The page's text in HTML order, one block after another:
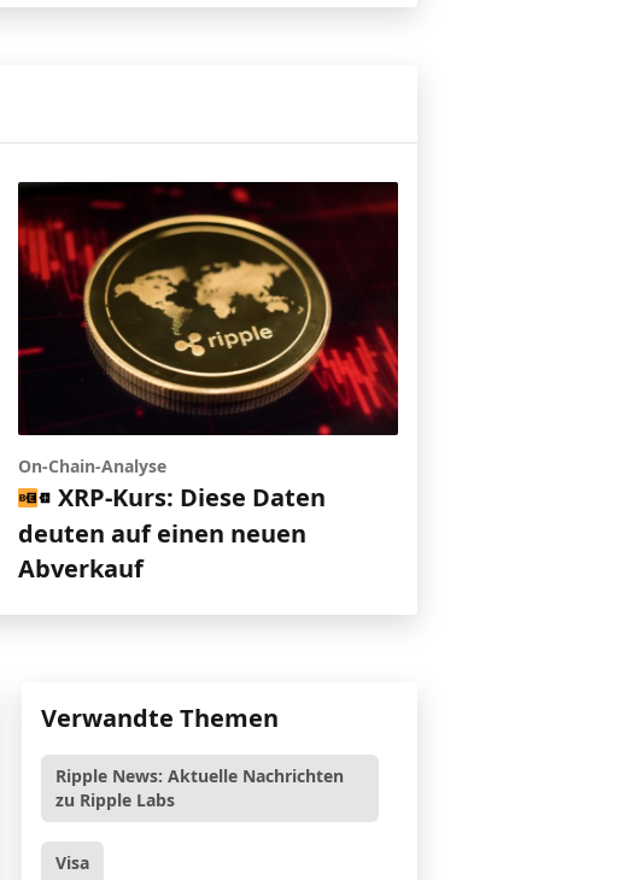
On-Chain-Analyse
XRP-Kurs: Diese Daten
deuten auf einen neuen
Abverkauf
Verwandte Themen
Ripple News: Aktuelle Nachrichten
zu Ripple Labs
Visa